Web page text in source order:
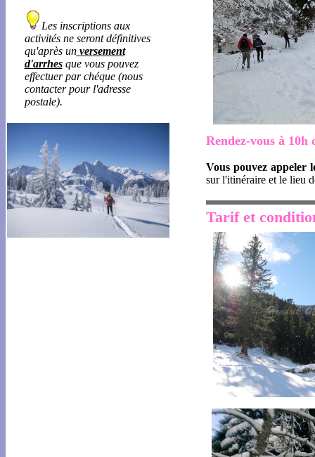
Les inscriptions aux
activités ne seront définitives
qu'après unversement
d'arrhesque vous pouvez
effectuer par chéque (nous
contacter pour l'adresse
postale).
Rendez-vous à
Vous pouvez appeler
sur l'itinéraire et le lieu
Tarif et